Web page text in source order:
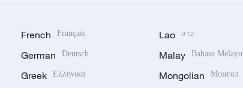
French Français
German Deutsch
Greek Ελληνικά
Lao ລາວ
Malay Bahasa Melayu
Mongolian Монгол